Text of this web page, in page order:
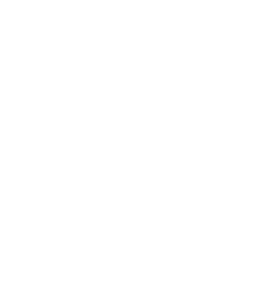
naplněn zdarma), telefon, trezor
dvojí ceny - nižší cena je